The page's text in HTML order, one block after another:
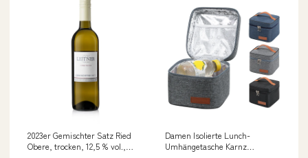
2023er Gemischter Satz Ried
Obere, trocken, 12,5 % vol.,
Damen Isolierte Lunch-
Umhängetasche Karnz